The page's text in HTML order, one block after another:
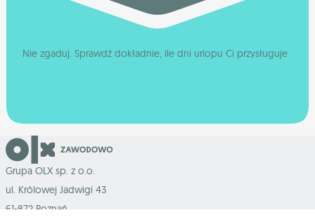
Nie zgaduj. Sprawdź dokładnie, ile dni urlopu Ci przysługuje
Grupa OLX sp. z o.o.
ul. Królowej Jadwigi 43
61-872 Poznań